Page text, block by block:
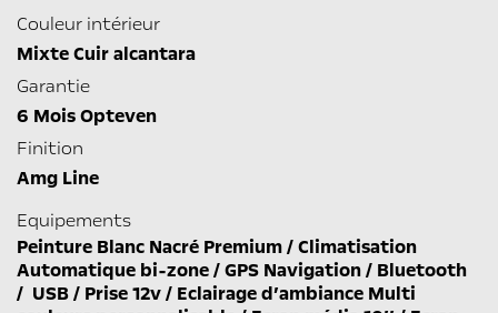
Couleur intérieur
Mixte Cuir alcantara
Garantie
6 Mois Opteven
Finition
Amg Line
Equipements
Peinture Blanc Nacré Premium / Climatisation
Automatique bi-zone / GPS Navigation / Bluetooth
/ USB / Prise 12v / Eclairage d’ambiance Multi